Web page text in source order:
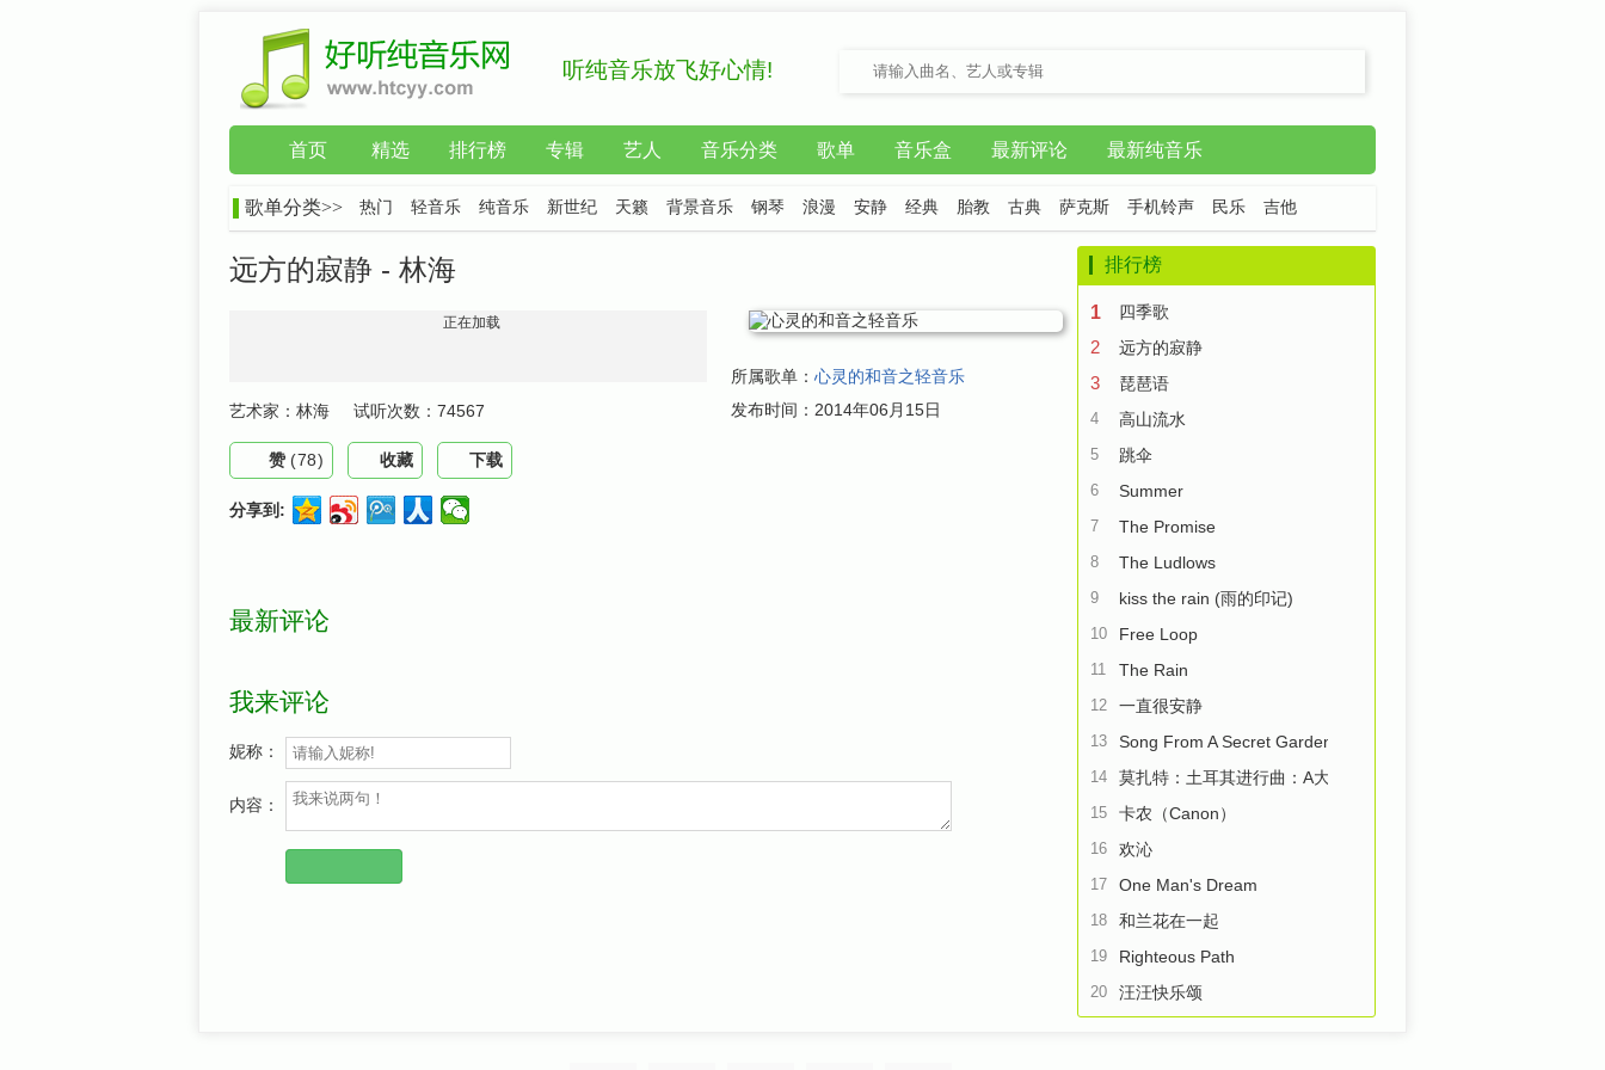
听纯音乐放飞好心情!
首页 精选 排行榜 专辑 艺人 音乐分类 歌单 音乐盒 最新评论 最新纯音乐
歌单分类>> 热门 轻音乐 纯音乐 新世纪 天籁 背景音乐 钢琴 浪漫 安静 经典 胎教 古典 萨克斯 手机铃声 民乐 吉他
远方的寂静 - 林海
正在加载
艺术家： 林海 试听次数： 74567
赞 (78) 收藏 下载
分享到:
所属歌单： 心灵的和音之轻音乐
发布时间： 2014年06月15日
最新评论
我来评论
妮称：
内容：
排行榜
1 四季歌
2 远方的寂静
3 琵琶语
4 高山流水
5 跳伞
6 Summer
7 The Promise
8 The Ludlows
9 kiss the rain (雨的印记)
10 Free Loop
11 The Rain
12 一直很安静
13 Song From A Secret Garden
14 莫扎特：土耳其进行曲：A大调钢琴奏鸣曲第三乐章
15 卡农（Canon）
16 欢沁
17 One Man's Dream
18 和兰花在一起
19 Righteous Path
20 汪汪快乐颂